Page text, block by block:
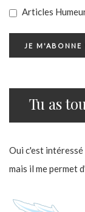
Articles
Tu as
Oui c'est
mais il me permet